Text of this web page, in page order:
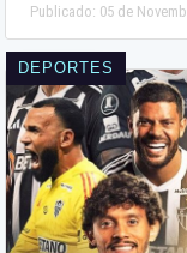
Publicado: 05 de
DEPORTES